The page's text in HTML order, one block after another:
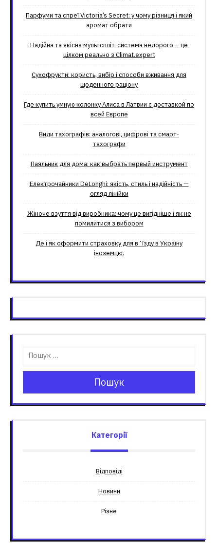
Парфуми та спреї Victoria’s Secret: у чому різниця і який
аромат обрати
Надійна та якісна мультспліт-система недорого – це
цілком реально з Climat.еxpert
Сухофрукти: користь, вибір і способи вживання для
щоденного раціону
Где купить умную колонку Алиса в Латвии с доставкой по
всей Европе
Види тахографів: аналогові, цифрові та смарт-
тахографи
Паяльник для дома: как выбрать первый инструмент
Електрочайники DeLonghi: якість, стиль і надійність —
огляд лінійки
Жіноче взуття від виробника: чому це вигідніше і як не
помилитися з вибором
Де і як оформити страховку для вʼїзду в Україну
іноземцю.
Пошук
Категорії
Відповіді
Новини
Різне